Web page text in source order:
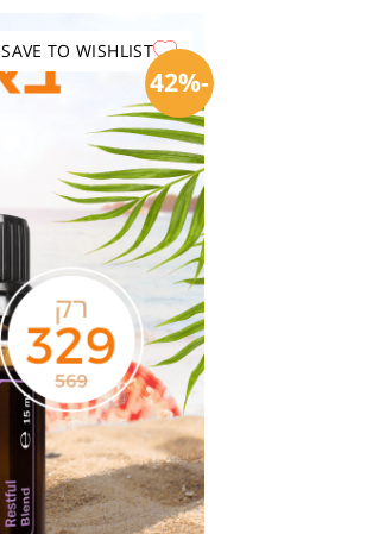
SAVE TO WISHLIST
-42%